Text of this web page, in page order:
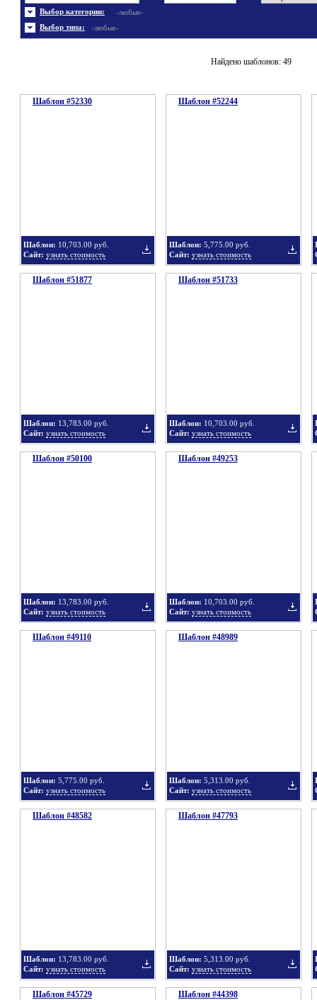
Выбор категории: -любые-
Энергетика
Выбор типа: -любые-
Шаблоны не скачивались
Шаблоны флеш сайтов
Найдено шаблонов: 49
Шаблон #52330
Шаблон: 10,703.00 руб.
Сайт: узнать стоимость
Шаблон #52244
Шаблон: 5,775.00 руб.
Сайт: узнать стоимость
Шаблон #51877
Шаблон: 13,783.00 руб.
Сайт: узнать стоимость
Шаблон #51733
Шаблон: 10,703.00 руб.
Сайт: узнать стоимость
Шаблон #50100
Шаблон: 13,783.00 руб.
Сайт: узнать стоимость
Шаблон #49253
Шаблон: 10,703.00 руб.
Сайт: узнать стоимость
Шаблон #49110
Шаблон: 5,775.00 руб.
Сайт: узнать стоимость
Шаблон #48989
Шаблон: 5,313.00 руб.
Сайт: узнать стоимость
Шаблон #48582
Шаблон: 13,783.00 руб.
Сайт: узнать стоимость
Шаблон #47793
Шаблон: 5,313.00 руб.
Сайт: узнать стоимость
Шаблон #45729 Шаблон #44398